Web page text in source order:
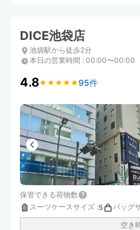
DICE池袋店
池袋駅から徒歩2分
本日の営業時間 : 00:00〜00:00
4.8★ ★ ★ ★ ★
★ ★ ★ ★ ★95件
保管できる荷物数
スーツケースサイズ :5 バッグ
空き